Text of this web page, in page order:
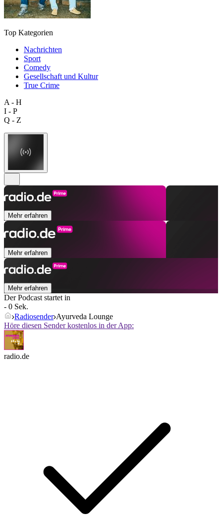
Top Kategorien
Nachrichten
Sport
Comedy
Gesellschaft und Kultur
True Crime
A - H
I - P
Q - Z
Mehr erfahren
Mehr erfahren
Mehr erfahren
Der Podcast startet in
- 0 Sek.
Radiosender Ayurveda Lounge
Höre diesen Sender kostenlos in der App:
radio.de